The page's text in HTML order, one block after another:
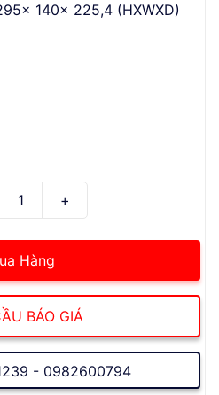
140x 225,4 (HXWXD)
Hàng
BÁO GIÁ
- 0982600794